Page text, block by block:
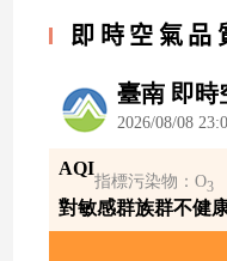
即時空氣品